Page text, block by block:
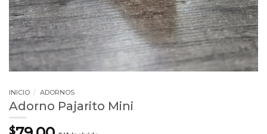
INICIO / ADORNOS
Adorno Pajarito Mini
$